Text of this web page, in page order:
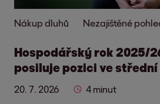
Nákup dluhů Nezajištěné
Hospodářský rok 2025/
posiluje pozici ve střední
20. 7. 2026 4 minut